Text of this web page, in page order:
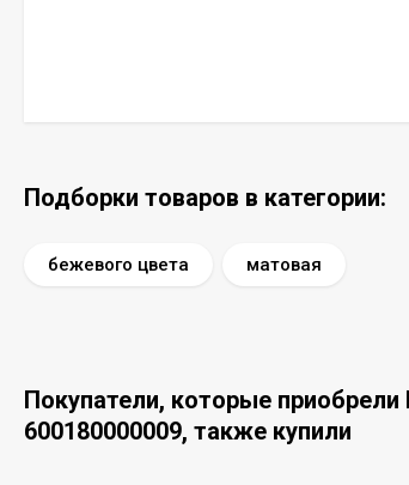
Подборки товаров в категории:
бежевого цвета матовая
Покупатели, которые
600180000009, также купили